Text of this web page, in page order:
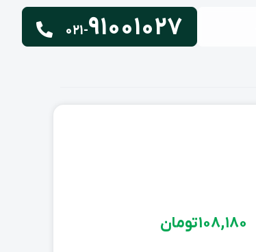
021-91001027
108,180تومان